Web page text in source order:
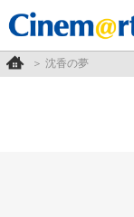
沈香の夢